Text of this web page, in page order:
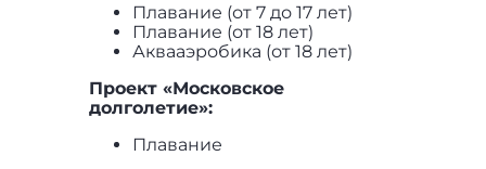
Плавание (от 7 до 17 лет)
Плавание (от 18 лет)
Аквааэробика (от 18 лет)
Проект «Московское
долголетие»:
Плавание